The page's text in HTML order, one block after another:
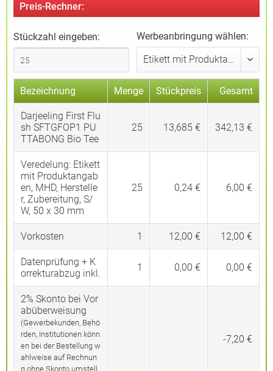
Preis-Rechner:
Stückzahl eingeben: Werbeanbringung wählen:
Bezeichnung Menge Stückpreis Gesamt
Darjeeling First Flu
sh SFTGFOP1 PU
TTABONG Bio Tee
25 13,685 € 342,13 €
Veredelung: Etikett
mit Produktangab
en, MHD, Herstelle
r, Zubereitung, S/
W, 50 x 30 mm
25 0,24 € 6,00 €
Vorkosten 1 12,00 € 12,00 €
Datenprüfung + K
orrekturabzug inkl.
1 0,00 € 0,00 €
2% Skonto bei Vor
abüberweisung
(Gewerbekunden, Behö
rden, Institutionen könn
en bei der Bestellung w
ahlweise auf Rechnun
g ohne Skonto umstell
-7,20 €